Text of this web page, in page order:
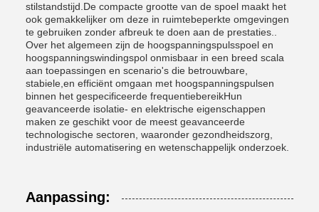
stilstandstijd.De compacte grootte van de spoel maakt het
ook gemakkelijker om deze in ruimtebeperkte omgevingen
te gebruiken zonder afbreuk te doen aan de prestaties..
Over het algemeen zijn de hoogspanningspulsspoel en
hoogspanningswindingspol onmisbaar in een breed scala
aan toepassingen en scenario's die betrouwbare,
stabiele,en efficiënt omgaan met hoogspanningspulsen
binnen het gespecificeerde frequentiebereikHun
geavanceerde isolatie- en elektrische eigenschappen
maken ze geschikt voor de meest geavanceerde
technologische sectoren, waaronder gezondheidszorg,
industriële automatisering en wetenschappelijk onderzoek.
Aanpassing: